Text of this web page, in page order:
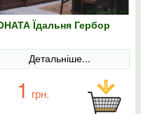
Їдальня Гербор
Детальніше...
1 грн.